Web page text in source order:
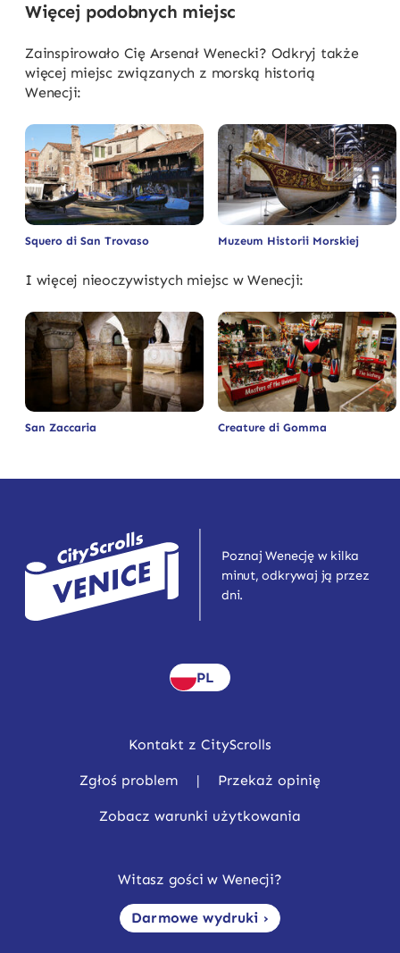
Więcej podobnych miejsc
Zainspirowało Cię Arsenał Wenecki? Odkryj także
więcej miejsc związanych z morską historią
Wenecji:
Squero di San Trovaso Muzeum Historii Morskiej
I więcej nieoczywistych miejsc w Wenecji:
San Zaccaria Creature di Gomma
Poznaj Wenecję w kilka
minut, odkrywaj ją przez
dni.
PL
Kontakt z CityScrolls
Zgłoś problem | Przekaż opinię
Zobacz warunki użytkowania
Witasz gości w Wenecji?
Darmowe wydruki ›